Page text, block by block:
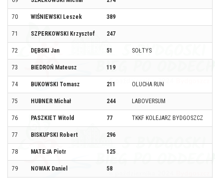
70 WIŚNIEWSKI Leszek 389
71 SZPERKOWSKI Krzysztof 247
72 DĘBSKI Jan 51 SOŁTYS
73 BIEDROŃ Mateusz 119
74 BUKOWSKI Tomasz 211 OLUCHA RUN
75 HUBNER Michał 244 LABOVERSUM
76 PASZKIET Witold 77 TKKF KOLEJARZ BYDGOSZCZ
77 BISKUPSKI Robert 296
78 MATEJA Piotr 125
79 NOWAK Daniel 58